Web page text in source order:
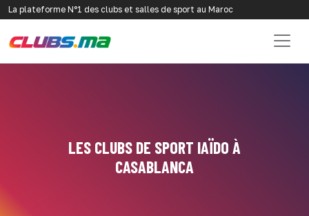
La plateforme N°1 des clubs et salles de sport au Maroc
LES CLUBS DE SPORT IAÏDO À
CASABLANCA